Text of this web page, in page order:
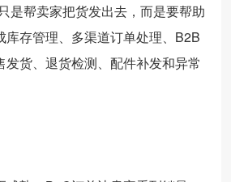
是帮卖家把货发出去，而是要帮助
库存管理、多渠道订单处理、B2B
货、退货检测、配件补发和异常